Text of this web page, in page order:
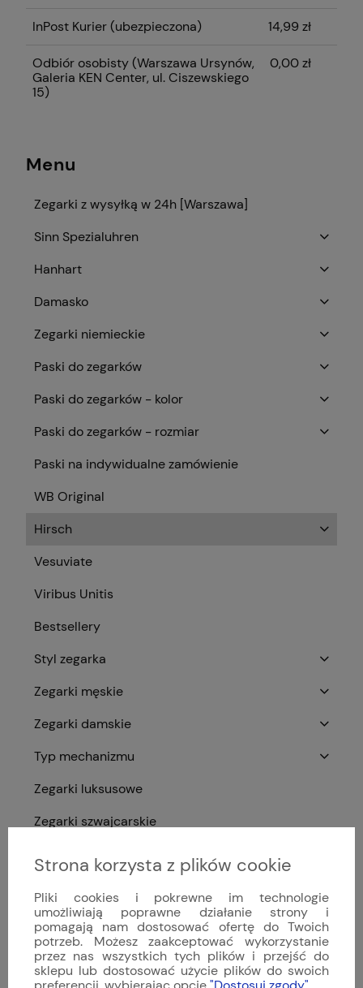
InPost Kurier (ubezpieczona) 14,99 zł
Odbiór osobisty(Warszawa Ursynów,
Galeria KEN Center, ul. Ciszewskiego
15)
0,00 zł
Menu
Zegarki z wysyłką w 24h [Warszawa]
Sinn Spezialuhren
Hanhart
Damasko
Zegarki niemieckie
Paski do zegarków
Paski do zegarków - kolor
Paski do zegarków - rozmiar
Paski na indywidualne zamówienie
WB Original
Hirsch
Vesuviate
Viribus Unitis
Bestsellery
Styl zegarka
Zegarki męskie
Zegarki damskie
Typ mechanizmu
Zegarki luksusowe
Zegarki szwajcarskie
Nowości
Promocje
Strona korzysta z plików cookie
Pliki cookies i pokrewne im technologie
umożliwiają poprawne działanie strony i
pomagają nam dostosować ofertę do Twoich
potrzeb. Możesz zaakceptować wykorzystanie
przez nas wszystkich tych plików i przejść do
sklepu lub dostosować użycie plików do swoich